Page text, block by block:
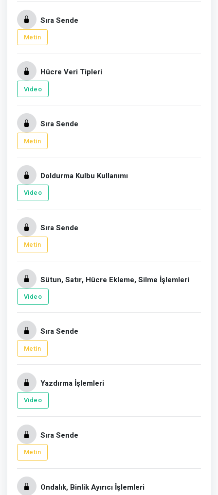
Sıra Sende
Metin
Hücre Veri Tipleri
Video
Sıra Sende
Metin
Doldurma Kulbu Kullanımı
Video
Sıra Sende
Metin
Sütun, Satır, Hücre Ekleme, Silme İşlemleri
Video
Sıra Sende
Metin
Yazdırma İşlemleri
Video
Sıra Sende
Metin
Ondalık, Binlik Ayırıcı İşlemleri